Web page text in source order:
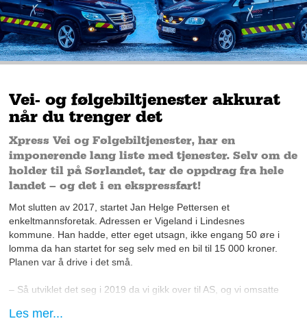
Vei- og følgebiltjenester akkurat
når du trenger det
Xpress Vei og Følgebiltjenester, har en
imponerende lang liste med tjenester. Selv om de
holder til på Sørlandet, tar de oppdrag fra hele
landet – og det i en ekspressfart!
Mot slutten av 2017, startet Jan Helge Pettersen et
enkeltmannsforetak. Adressen er Vigeland i Lindesnes
kommune. Han hadde, etter eget utsagn, ikke engang 50 øre i
lomma da han startet for seg selv med en bil til 15 000 kroner.
Planen var å drive i det små.
– Så utviklet det seg i 2019 da vi gikk over til AS, og vi omsatte
fem og sju millioner – men havnet på 13,4, forteller Jan Helge
Les mer...